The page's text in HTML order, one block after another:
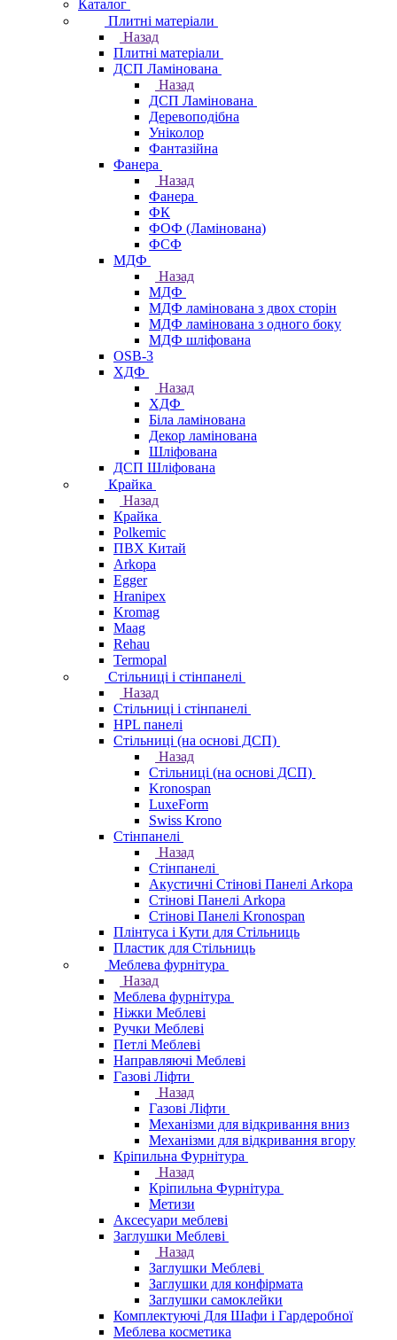
Каталог
Плитні матеріали
Назад
Плитні матеріали
ДСП Ламінована
Назад
ДСП Ламінована
Деревоподібна
Уніколор
Фантазійна
Фанера
Назад
Фанера
ФК
ФОФ (Ламінована)
ФСФ
МДФ
Назад
МДФ
МДФ ламінована з двох сторін
МДФ ламінована з одного боку
МДФ шліфована
OSB-3
ХДФ
Назад
ХДФ
Біла ламінована
Декор ламінована
Шліфована
ДСП Шліфована
Крайка
Назад
Крайка
Polkemic
ПВХ Китай
Arkopa
Egger
Hranipex
Kromag
Maag
Rehau
Termopal
Стільниці і стінпанелі
Назад
Стільниці і стінпанелі
HPL панелі
Стільниці (на основі ДСП)
Назад
Стільниці (на основі ДСП)
Kronospan
LuxeForm
Swiss Krono
Стінпанелі
Назад
Стінпанелі
Акустичні Стінові Панелі Аrkopa
Стінові Панелі Arkopa
Стінові Панелі Kronospan
Плінтуса і Кути для Стільниць
Пластик для Стільниць
Меблева фурнітура
Назад
Меблева фурнітура
Ніжки Меблеві
Ручки Меблеві
Петлі Меблеві
Направляючі Меблеві
Газові Ліфти
Назад
Газові Ліфти
Механізми для відкривання вниз
Механізми для відкривання вгору
Кріпильна Фурнітура
Назад
Кріпильна Фурнітура
Метизи
Аксесуари меблеві
Заглушки Меблеві
Назад
Заглушки Меблеві
Заглушки для конфірмата
Заглушки самоклейки
Комплектуючі Для Шафи і Гардеробної
Меблева косметика